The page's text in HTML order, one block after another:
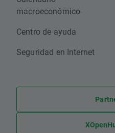
macroeconómico
Centro de ayuda
Seguridad en Internet